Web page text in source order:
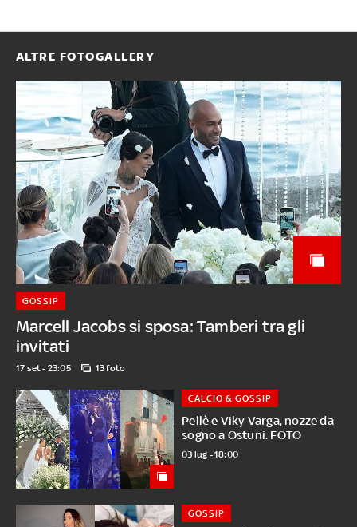
ALTRE FOTOGALLERY
Marcell Jacobs si sposa: Tamberi tra gli
invitati
GOSSIP
17 set - 23:05 13 foto
Pellè e Viky Varga, nozze da
sogno a Ostuni. FOTO
CALCIO & GOSSIP
03 lug - 18:00
GOSSIP